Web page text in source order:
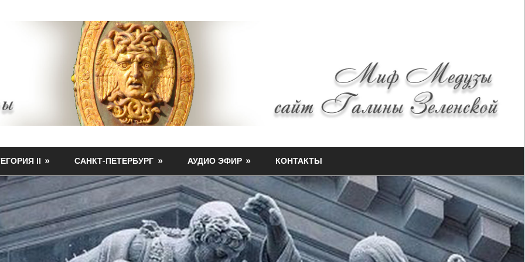
II САНКТ-ПЕТЕРБУРГ АУДИО ЭФИР КОНТАКТЫ